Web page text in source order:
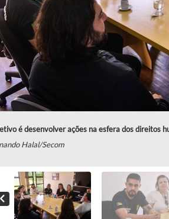
é desenvolver ações na esfera dos direitos
Halal/Secom